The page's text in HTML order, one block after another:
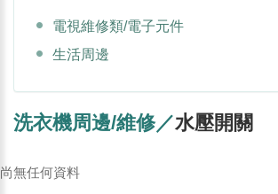
電視維修類/電子元件
生活周邊
洗衣機周邊/維修／水壓開關
尚無任何資料